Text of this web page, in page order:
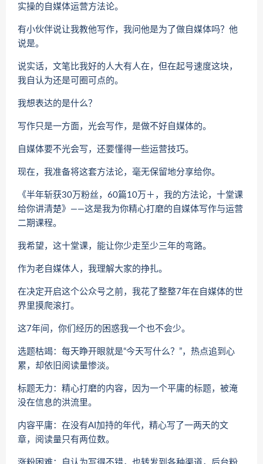
实操的自媒体运营方法论。
有小伙伴说让我教他写作，我问他是为了做自媒体吗？他
说是。
说实话，文笔比我好的人大有人在，但在起号速度这块，
我自认为还是可圈可点的。
我想表达的是什么？
写作只是一方面，光会写作，是做不好自媒体的。
自媒体要不光会写，还要懂得一些运营技巧。
现在，我准备将这套方法论，毫无保留地分享给你。
《半年斩获30万粉丝，60篇10万＋，我的方法论，十堂课
给你讲清楚》——这是我为你精心打磨的自媒体写作与运营
二期课程。
我希望，这十堂课，能让你少走至少三年的弯路。
作为老自媒体人，我理解大家的挣扎。
在决定开启这个公众号之前，我花了整整7年在自媒体的世
界里摸爬滚打。
这7年间，你们经历的困惑我一个也不会少。
选题枯竭：每天睁开眼就是“今天写什么？”，热点追到心
累，却依旧阅读量惨淡。
标题无力：精心打磨的内容，因为一个平庸的标题，被淹
没在信息的洪流里。
内容平庸：在没有AI加持的年代，精心写了一两天的文
章，阅读量只有两位数。